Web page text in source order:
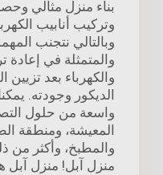
بناء منزل مثالي
وتركيب أنابيب
وبالتالي نتجنب
والمتمثلة في
والكهرباء بعد تزيين
الديكور وجودته.
واسعة من حلول
المعيشة، ومنطقة
والمطبخ، وأكثر من
منزل آبل! منزل آبل